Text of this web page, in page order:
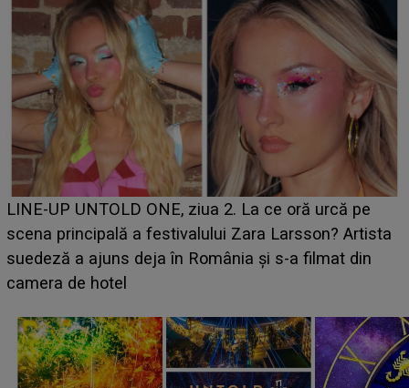
Ce a dezvăluit noua concurentă din "Casa Iubirii" l-a
luat prin surprindere pe Emanuel. CINE ESTE
BĂIATUL VIZAT de Alexandra?! Aflându-se în fața
faptului împlinit, A RECUNOSCUT IMEDIAT: "Am